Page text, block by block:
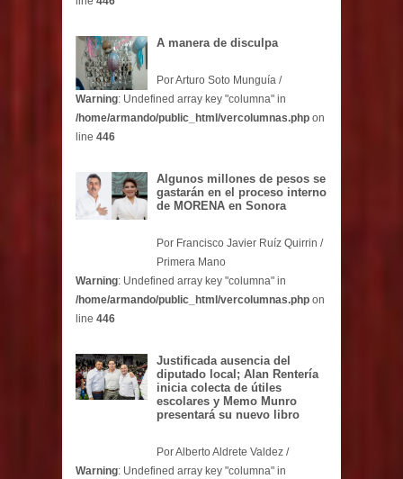
A manera de disculpa
Por Arturo Soto Munguía /
Warning: Undefined array key "columna" in
/home/armando/public_html/vercolumnas.php on
line 446
Algunos millones de pesos se
gastarán en el proceso interno
de MORENA en Sonora
Por Francisco Javier Ruíz Quirrin /
Primera Mano
Warning: Undefined array key "columna" in
/home/armando/public_html/vercolumnas.php on
line 446
Justificada ausencia del
diputado local; Alan Rentería
inicia colecta de útiles
escolares y Memo Munro
presentará su nuevo libro
Por Alberto Aldrete Valdez /
Warning: Undefined array key "columna" in